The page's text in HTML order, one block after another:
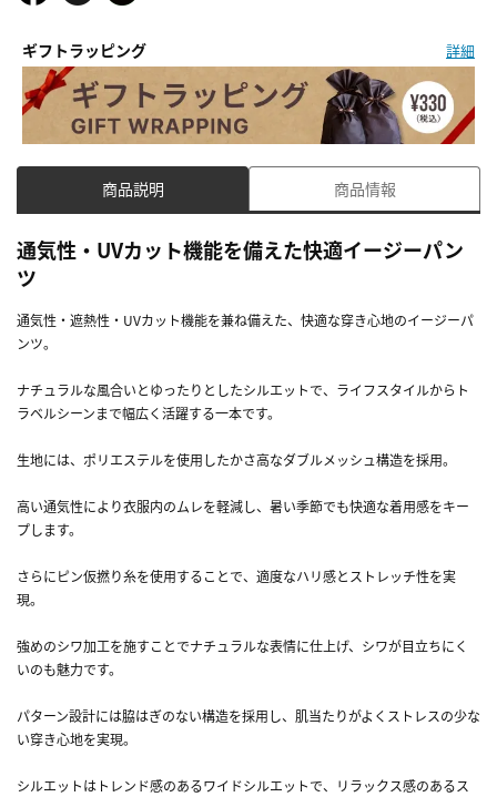
ギフトラッピング 詳細
商品説明 商品情報
通気性・UVカット機能を備えた快適イージーパン
ツ
通気性・遮熱性・UVカット機能を兼ね備えた、快適な穿き心地のイージーパ
ンツ。
ナチュラルな風合いとゆったりとしたシルエットで、ライフスタイルからト
ラベルシーンまで幅広く活躍する一本です。
生地には、ポリエステルを使用したかさ高なダブルメッシュ構造を採用。
高い通気性により衣服内のムレを軽減し、暑い季節でも快適な着用感をキー
プします。
さらにピン仮撚り糸を使用することで、適度なハリ感とストレッチ性を実
現。
強めのシワ加工を施すことでナチュラルな表情に仕上げ、シワが目立ちにく
いのも魅力です。
パターン設計には脇はぎのない構造を採用し、肌当たりがよくストレスの少な
い穿き心地を実現。
シルエットはトレンド感のあるワイドシルエットで、リラックス感のあるス